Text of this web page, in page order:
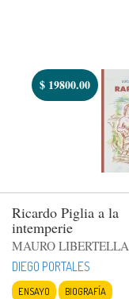
$ 19800.00
Ricardo Piglia a la
intemperie
MAURO LIBERTELLA
DIEGO PORTALES
ENSAYO BIOGRAFÍA